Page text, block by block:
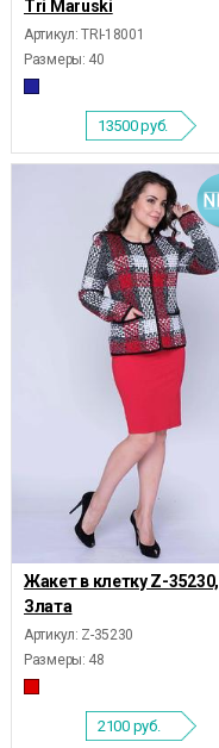
Tri Maruski
Артикул: TRI-18001
Размеры: 40
13500руб.
Жакет в клетку Z-35230,
Злата
Артикул: Z-35230
Размеры: 48
2100 руб.